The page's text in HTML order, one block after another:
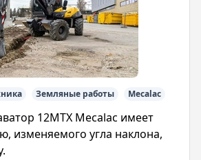
Земляные работы Mecalac
12MTX Mecalac имеет
изменяемого угла наклона,